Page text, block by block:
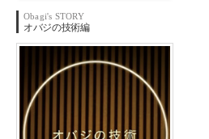
Obagi's STORY
オバジの技術編